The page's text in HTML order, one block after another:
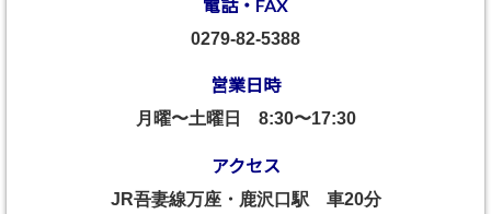
電話・FAX
0279-82-5388
営業日時
月曜〜土曜日 8:30〜17:30
アクセス
JR吾妻線万座・鹿沢口駅 車20分